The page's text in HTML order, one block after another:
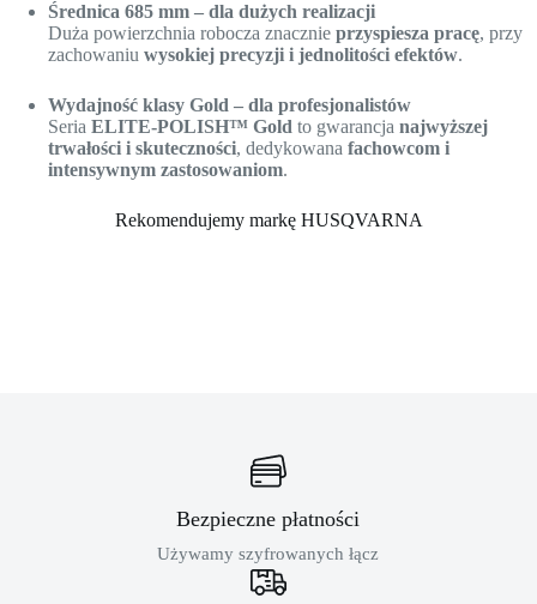
Średnica 685 mm – dla dużych realizacji
Duża powierzchnia robocza znacznie przyspiesza pracę, przy
zachowaniu wysokiej precyzji i jednolitości efektów.
Wydajność klasy Gold – dla profesjonalistów
Seria ELITE-POLISH™ Gold to gwarancja najwyższej
trwałości i skuteczności, dedykowana fachowcom i
intensywnym zastosowaniom.
Rekomendujemy markę HUSQVARNA
Bezpieczne płatności
Używamy szyfrowanych łącz